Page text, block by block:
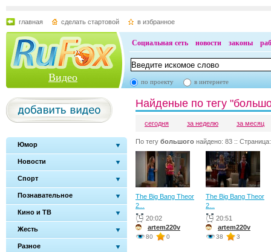
главная сделать стартовой в избранное
Видео
Социальная сеть новости законы
по проекту в интернете
Юмор
Новости
Спорт
Познавательное
Кино и ТВ
Жесть
Разное
Найденые по тегу
сегодня за неделю за месяц
По тегу большого найдено: 83 ::
The Big Bang Theor
2...
20:02
artem220v
80 0
The Big Bang Theor
2...
20:51
artem220v
38 3